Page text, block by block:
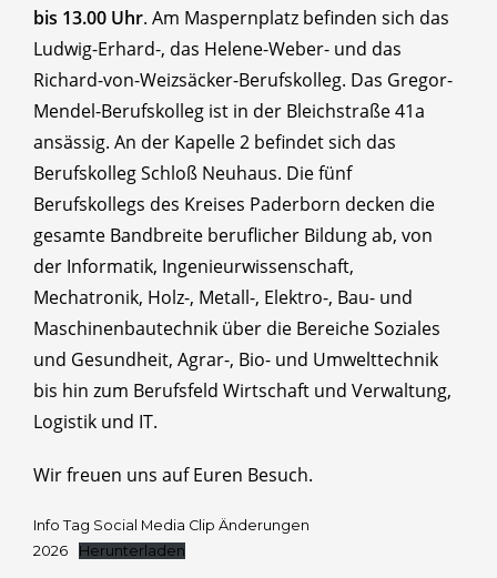
bis 13.00 Uhr. Am Maspernplatz befinden sich das
Ludwig-Erhard-, das Helene-Weber- und das
Richard-von-Weizsäcker-Berufskolleg. Das Gregor-
Mendel-Berufskolleg ist in der Bleichstraße 41a
ansässig. An der Kapelle 2 befindet sich das
Berufskolleg Schloß Neuhaus. Die fünf
Berufskollegs des Kreises Paderborn decken die
gesamte Bandbreite beruflicher Bildung ab, von
der Informatik, Ingenieurwissenschaft,
Mechatronik, Holz-, Metall-, Elektro-, Bau- und
Maschinenbautechnik über die Bereiche Soziales
und Gesundheit, Agrar-, Bio- und Umwelttechnik
bis hin zum Berufsfeld Wirtschaft und Verwaltung,
Logistik und IT.
Wir freuen uns auf Euren Besuch.
Info Tag Social Media Clip Änderungen
2026
Herunterladen